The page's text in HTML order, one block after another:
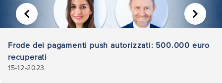
Frode dei pagamenti push autorizzati: 500.000 euro
recuperati
15-12-2023
PRECEDENTE AVANTI